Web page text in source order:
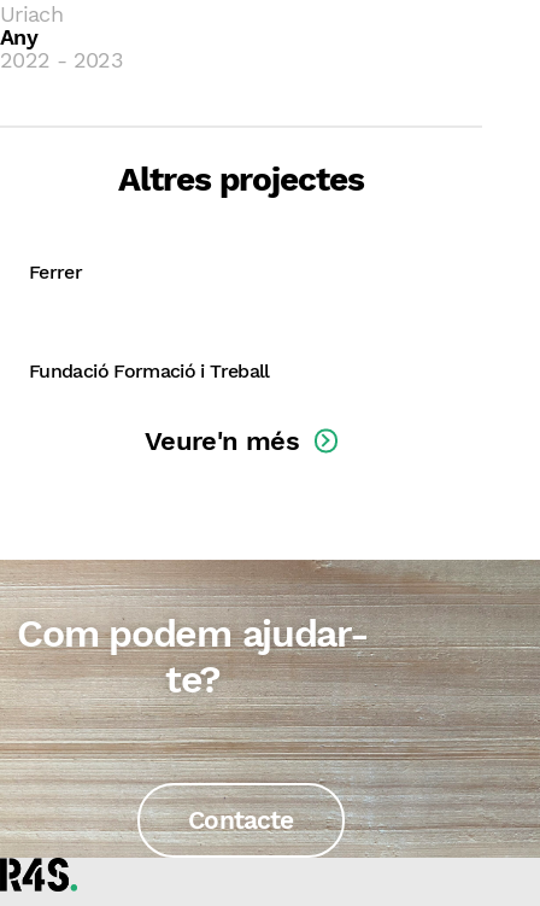
Uriach
Any
2022 - 2023
Altres projectes
sostenibilitat
Ferrer
programes
Fundació Formació i Treball
Veure'n més
Com podem ajudar-
te?
Contacte